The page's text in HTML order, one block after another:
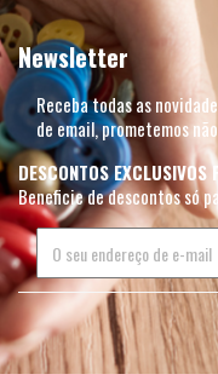
Newsletter
Receba todas as
de email, prometemos
DESCONTOS
Beneficie de descontos só